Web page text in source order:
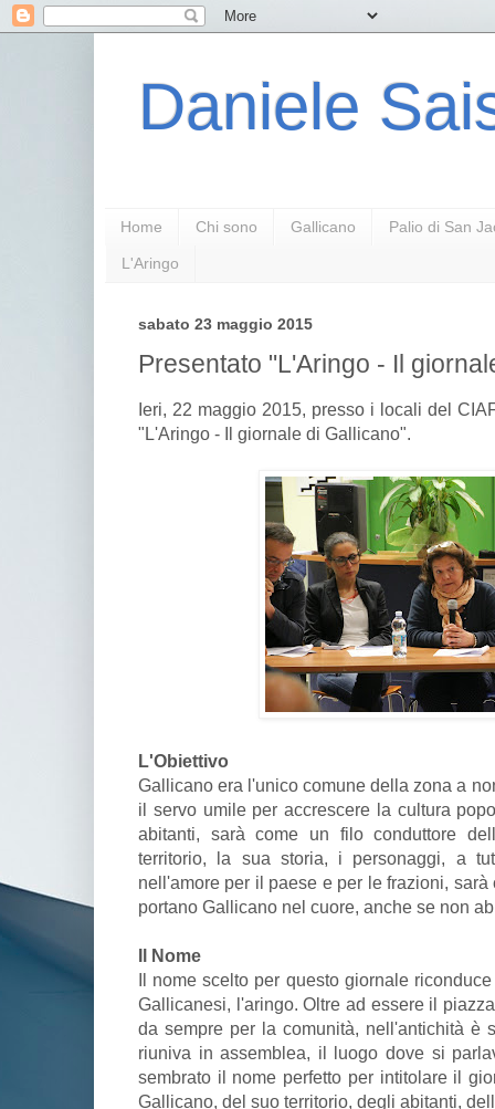
Daniele
Home Chi sono Gallicano Palio di San
L'Aringo
sabato 23 maggio 2015
Presentato "L'Aringo - Il
Ieri, 22 maggio 2015, presso i locali del
"L'Aringo - Il giornale di Gallicano".
L'Obiettivo
Gallicano era l'unico comune della zona a
il servo umile per accrescere la cultura
abitanti, sarà come un filo conduttore
territorio, la sua storia, i personaggi, a
nell'amore per il paese e per le frazioni,
portano Gallicano nel cuore, anche se non
Il Nome
Il nome scelto per questo giornale
Gallicanesi, l'aringo. Oltre ad essere il
da sempre per la comunità, nell'antichità è
riuniva in assemblea, il luogo dove si
sembrato il nome perfetto per intitolare il
Gallicano, del suo territorio, degli abitanti,